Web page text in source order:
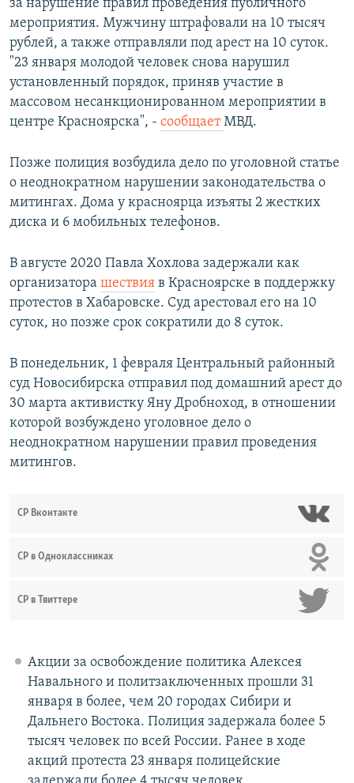
за нарушение правил проведения публичного
мероприятия. Мужчину штрафовали на 10 тысяч
рублей, а также отправляли под арест на 10 суток.
"23 января молодой человек снова нарушил
установленный порядок, приняв участие в
массовом несанкционированном мероприятии в
центре Красноярска", - сообщаетМВД.
Позже полиция возбудила дело по уголовной статье
о неоднократном нарушении законодательства о
митингах. Дома у красноярца изъяты 2 жестких
диска и 6 мобильных телефонов.
В августе 2020 Павла Хохлова задержали как
организатора шествия в Красноярске в поддержку
протестов в Хабаровске. Суд арестовал его на 10
суток, но позже срок сократили до 8 суток.
В понедельник, 1 февраля Центральный районный
суд Новосибирска отправил под домашний арест до
30 марта активистку Яну Дробноход, в отношении
которой возбуждено уголовное дело о
неоднократном нарушении правил проведения
митингов.
СР Вконтакте
СР в Одноклассниках
СР в Твиттере
Акции за освобождение политика Алексея
Навального и политзаключенных прошли 31
января в более, чем 20 городах Сибири и
Дальнего Востока. Полиция задержала более 5
тысяч человек по всей России. Ранее в ходе
акций протеста 23 января полицейские